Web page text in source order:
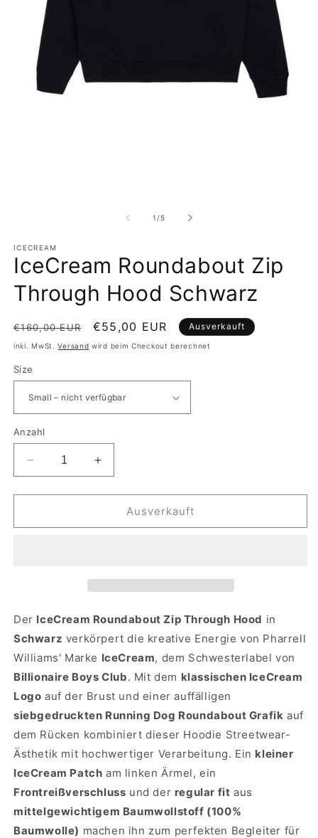
1 /von
5
ICECREAM
IceCream Roundabout Zip
Through Hood Schwarz
Normaler Preis
€160,00 EUR Sale Preis
€55,00 EUR Ausverkauft
inkl. MwSt.Versand wird beim Checkout berechnet
Size
Anzahl
Verringere die Menge für IceCream Roundabout
Erhöhe die Menge für IceCream
Ausverkauft
Der IceCream Roundabout Zip Through Hood in
Schwarz verkörpert die kreative Energie von Pharrell
Williams' Marke IceCream, dem Schwesterlabel von
Billionaire Boys Club. Mit dem klassischen IceCream
Logo auf der Brust und einer auffälligen
siebgedruckten Running Dog Roundabout Grafik auf
dem Rücken kombiniert dieser Hoodie Streetwear-
Ästhetik mit hochwertiger Verarbeitung. Ein kleiner
IceCream Patch am linken Ärmel, ein
Frontreißverschluss und der regular fit aus
mittelgewichtigem Baumwollstoff (100%
Baumwolle) machen ihn zum perfekten Begleiter für